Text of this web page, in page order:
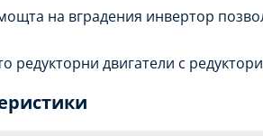
на вградения инвертор
редукторни двигатели с